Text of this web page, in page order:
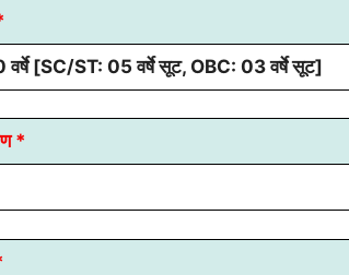
[SC/ST: 05 वर्षे सूट, OBC: 03 वर्षे सूट]
*